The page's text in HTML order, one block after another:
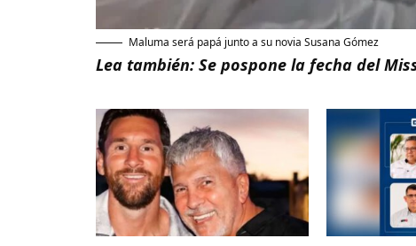
Maluma será papá junto a su novia Susana Gómez
Lea también:Se pospone la fecha del